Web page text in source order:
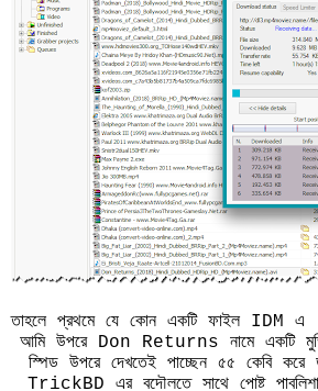
তাহলে প্রথমে যে কোন একটি ফাইল IDM এ
আমি উপরে Don Returns নামে একটি মুভি
স্পিড উপরে দেখতেই পাচ্ছেন ৫৫ কেবি
TrickBD এর বদৌলতে সাথে পোষ্ট